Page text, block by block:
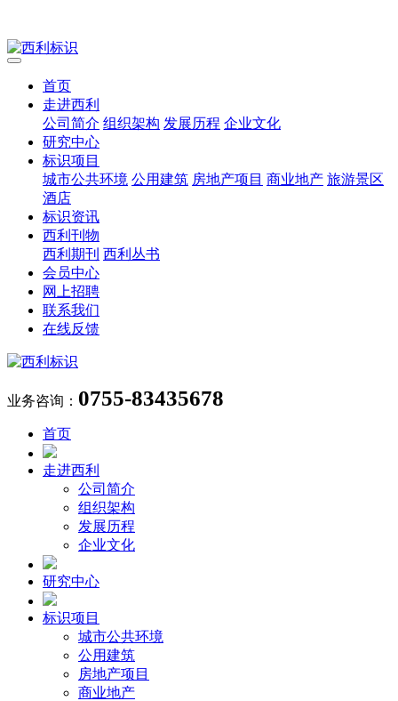
首页
走进西利
公司简介 组织架构 发展历程 企业文化
研究中心
标识项目
城市公共环境 公用建筑 房地产项目 商业地产 旅游景区
酒店
标识资讯
西利刊物
西利期刊 西利丛书
会员中心
网上招聘
联系我们
在线反馈
业务咨询： 0755-83435678
首页
走进西利
公司简介
组织架构
发展历程
企业文化
研究中心
标识项目
城市公共环境
公用建筑
房地产项目
商业地产